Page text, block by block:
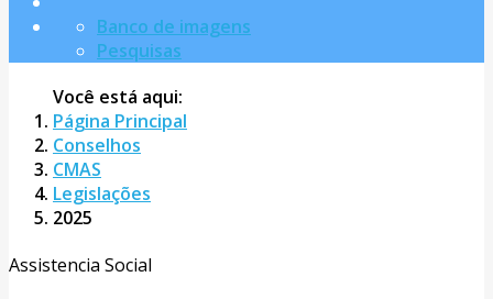
Banco de imagens
Pesquisas
Você está aqui:
Página Principal
Conselhos
CMAS
Legislações
2025
Assistencia Social